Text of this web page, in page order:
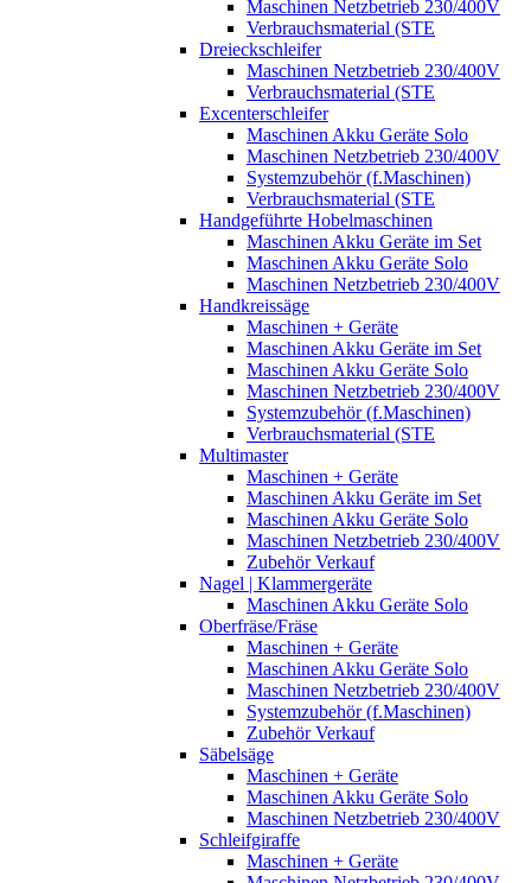
Maschinen Netzbetrieb 230/400V
Verbrauchsmaterial (STE
Dreieckschleifer
Maschinen Netzbetrieb 230/400V
Verbrauchsmaterial (STE
Excenterschleifer
Maschinen Akku Geräte Solo
Maschinen Netzbetrieb 230/400V
Systemzubehör (f.Maschinen)
Verbrauchsmaterial (STE
Handgeführte Hobelmaschinen
Maschinen Akku Geräte im Set
Maschinen Akku Geräte Solo
Maschinen Netzbetrieb 230/400V
Handkreissäge
Maschinen + Geräte
Maschinen Akku Geräte im Set
Maschinen Akku Geräte Solo
Maschinen Netzbetrieb 230/400V
Systemzubehör (f.Maschinen)
Verbrauchsmaterial (STE
Multimaster
Maschinen + Geräte
Maschinen Akku Geräte im Set
Maschinen Akku Geräte Solo
Maschinen Netzbetrieb 230/400V
Zubehör Verkauf
Nagel | Klammergeräte
Maschinen Akku Geräte Solo
Oberfräse/Fräse
Maschinen + Geräte
Maschinen Akku Geräte Solo
Maschinen Netzbetrieb 230/400V
Systemzubehör (f.Maschinen)
Zubehör Verkauf
Säbelsäge
Maschinen + Geräte
Maschinen Akku Geräte Solo
Maschinen Netzbetrieb 230/400V
Schleifgiraffe
Maschinen + Geräte